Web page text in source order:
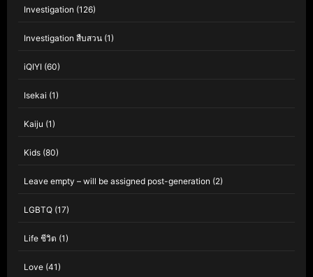
Investigation (126)
Investigation สืบสวน (1)
iQIYI (60)
Isekai (1)
Kaiju (1)
Kids (80)
Leave empty – will be assigned post-generation (2)
LGBTQ (17)
Life ชีวิต (1)
Love (41)